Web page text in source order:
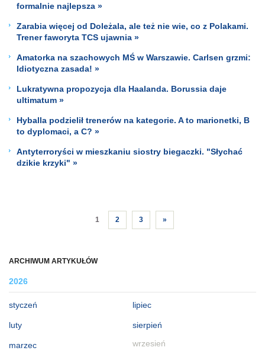
ARCHIWUM ARTYKUŁÓW
2026
styczeń
luty
marzec
lipiec
sierpień
wrzesień
formalnie najlepsza »
Zarabia więcej od Doleżala, ale też nie wie, co z Polakami.
Trener faworyta TCS ujawnia »
Amatorka na szachowych MŚ w Warszawie. Carlsen grzmi:
Idiotyczna zasada! »
Lukratywna propozycja dla Haalanda. Borussia daje
ultimatum »
Hyballa podzielił trenerów na kategorie. A to marionetki, B
to dyplomaci, a C? »
Antyterroryści w mieszkaniu siostry biegaczki. "Słychać
dzikie krzyki" »
1 2 3 »